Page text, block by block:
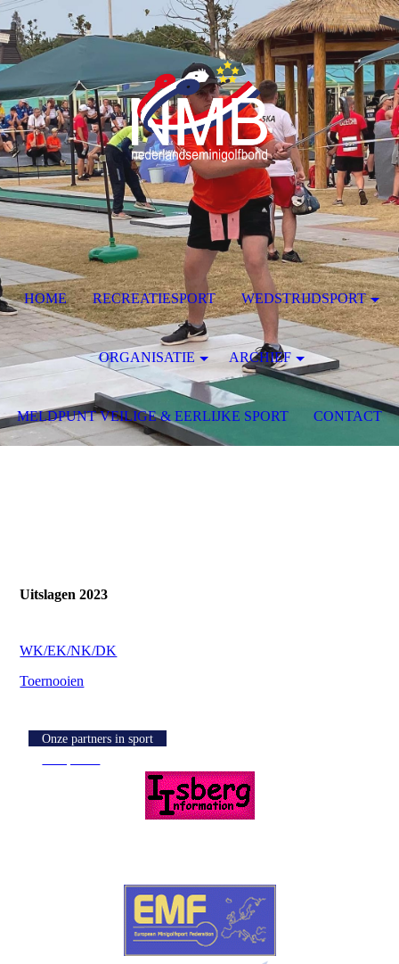
Uitslagen 2023
WK/EK/NK/DK
Toernooien
Onze partners in sport
HOME RECREATIESPORT WEDSTRIJDSPORT
ORGANISATIE ARCHIEF
MELDPUNT VEILIGE & EERLIJKE SPORT CONTACT